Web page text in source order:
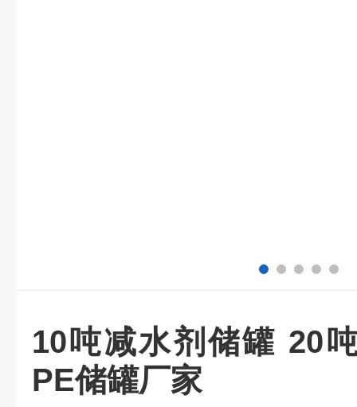
10吨减水剂储罐 20
PE储罐厂家